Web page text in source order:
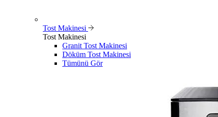
Tost Makinesi
Tost Makinesi
Granit Tost Makinesi
Döküm Tost Makinesi
Tümünü Gör